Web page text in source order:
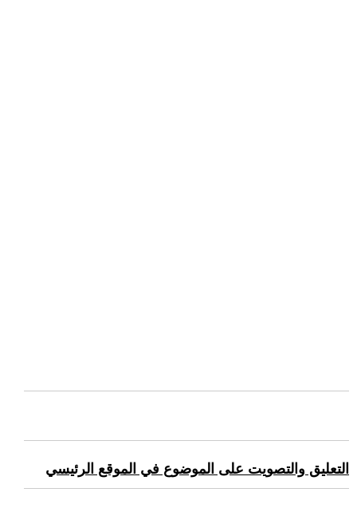
التعليق والتصويت على الموضوع في الموقع الرئيسي